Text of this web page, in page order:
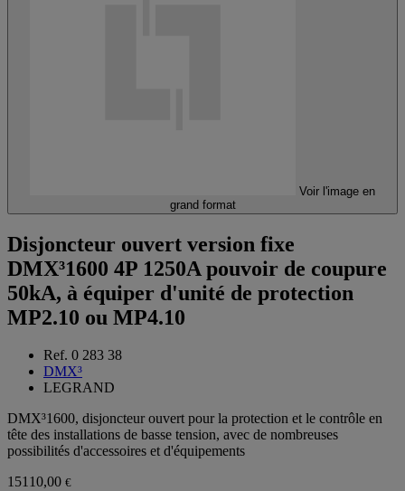
Voir l'image en
grand format
Disjoncteur ouvert version fixe
DMX³1600 4P 1250A pouvoir de coupure
50kA, à équiper d'unité de protection
MP2.10 ou MP4.10
Ref. 0 283 38
DMX³
LEGRAND
DMX³1600, disjoncteur ouvert pour la protection et le contrôle en
tête des installations de basse tension, avec de nombreuses
possibilités d'accessoires et d'équipements
15110,00 €